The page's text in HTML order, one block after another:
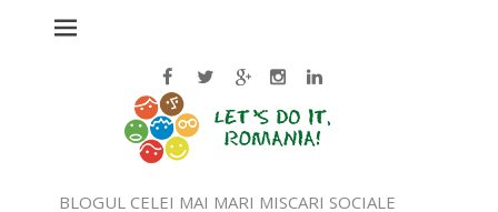
BLOGUL CELEI MAI MARI MISCARI SOCIALE